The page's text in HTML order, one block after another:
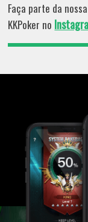
Faça parte da
KKPoker no